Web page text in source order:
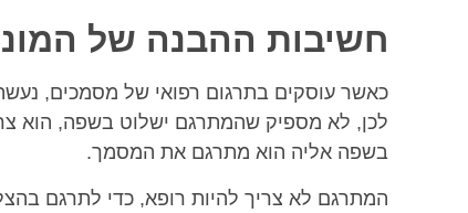
חשיבות ההבנה של
כאשר עוסקים בתרגום רפואי של מסמכים,
לכן, לא מספיק שהמתרגם ישלוט בשפה, הוא
בשפה אליה הוא מתרגם את המסמך.
המתרגם לא צריך להיות רופא, כדי לתרגם